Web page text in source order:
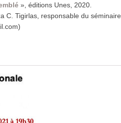
», éditions Unes, 2020.
C. Tigirlas, responsable du séminaire